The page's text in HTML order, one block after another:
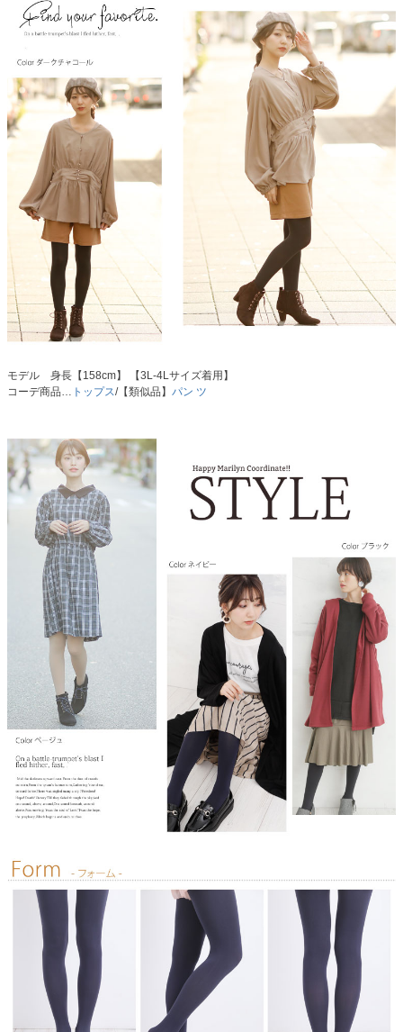
モデル 身長【158cm】 【3L-4Lサイズ着用】
コーデ商品… トップス/【類似品】 パン ツ